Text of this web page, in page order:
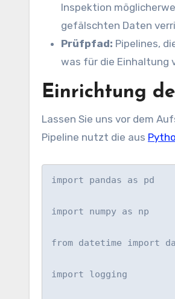
Inspektion
gefälschten Daten
Prüfpfad: Pipelines,
was für die Einhaltung
Einrichtung
Lassen Sie uns vor dem
Pipeline nutzt die aus
import pandas as pd
import numpy as np
from datetime import
import logging